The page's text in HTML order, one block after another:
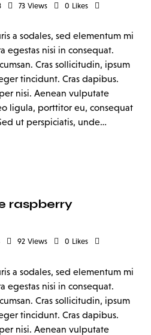
73 Views 0 Likes
a sodales, sed elementum mi
egestas nisi in consequat.
Cras sollicitudin, ipsum
tincidunt. Cras dapibus.
nisi. Aenean vulputate
ligula, porttitor eu, consequat
ut perspiciatis, unde…
raspberry
92 Views 0 Likes
a sodales, sed elementum mi
egestas nisi in consequat.
Cras sollicitudin, ipsum
tincidunt. Cras dapibus.
nisi. Aenean vulputate